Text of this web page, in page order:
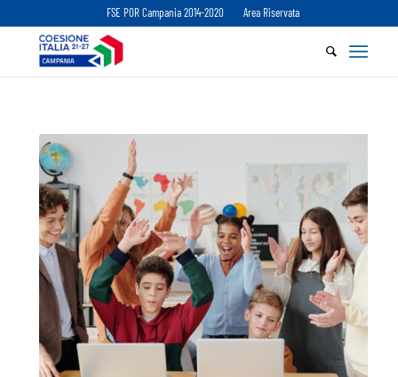
FSE POR Campania 2014-2020 Area Riservata